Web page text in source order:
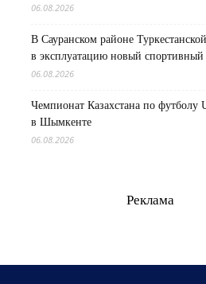
06.08.2026
В Сауранском районе
в эксплуатацию новый спортивный
06.08.2026
Чемпионат Казахстана по футболу
в Шымкенте
06.08.2026
Реклама